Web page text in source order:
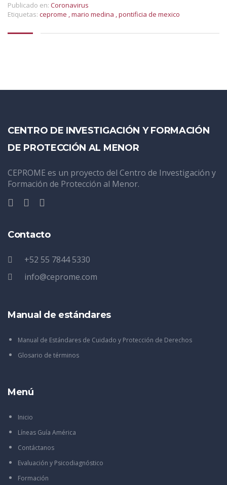
Publicado en: Coronavirus
Etiquetas: ceprome ,mario medina ,pontificia de mexico
CENTRO DE INVESTIGACIÓN Y FORMACIÓN
DE PROTECCIÓN AL MENOR
CEPROME es un proyecto del Centro de Investigación y
Formación de Protección al Menor.
Contacto
+52 55 7844 5330
info@ceprome.com
Manual de estándares
Manual de Estándares de Cuidado y Protección de Derechos
Glosario de términos
Menú
Inicio
Líneas Guía América
Contáctanos
Evaluación y Psicodiagnóstico
Formación